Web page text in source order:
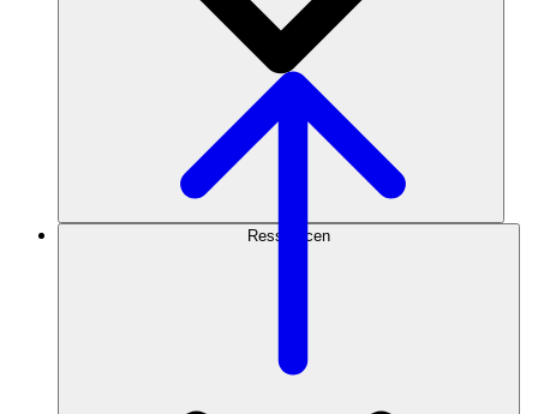
Ressourcen